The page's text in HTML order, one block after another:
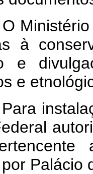
O
à
e
e
Palácio